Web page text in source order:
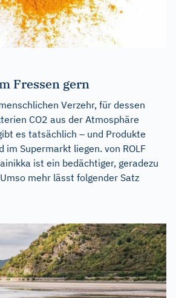
Fressen gern
Verzehr, für dessen
CO2 aus der Atmosphäre
es tatsächlich – und Produkte
im Supermarkt liegen. von ROLF
ist ein bedächtiger, geradezu
mehr lässt folgender Satz